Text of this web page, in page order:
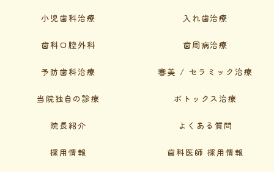
小児歯科治療 入れ歯治療
歯科口腔外科 歯周病治療
予防歯科治療 審美 / セラミック治療
当院独自の診療 ボトックス治療
院長紹介 よくある質問
採用情報 歯科医師 採用情報